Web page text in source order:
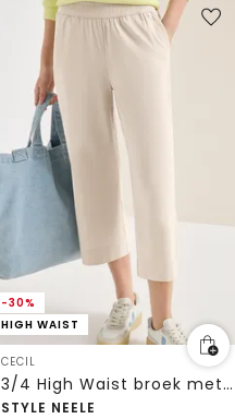
-30%
HIGH WAIST
CECIL
3/4 High Waist broek met wijde pijpen in Loose Fit
STYLE NEELE